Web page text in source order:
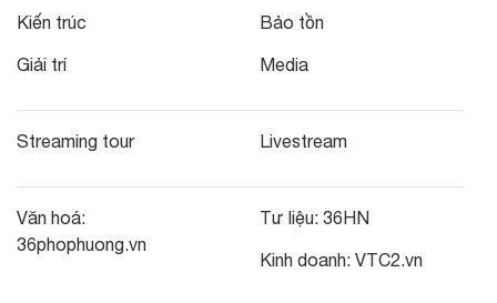
Kiến trúc
Giải trí
Bảo tồn
Media
Streaming tour Livestream
Văn hoá:
36phophuong.vn
Tư liệu: 36HN
Kinh doanh: VTC2.vn